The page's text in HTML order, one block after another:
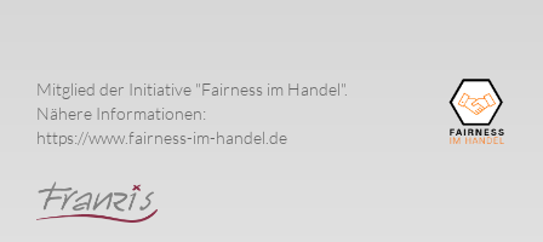
Mitglied der Initiative "Fairness im Handel".
Nähere Informationen:
https://www.fairness-im-handel.de